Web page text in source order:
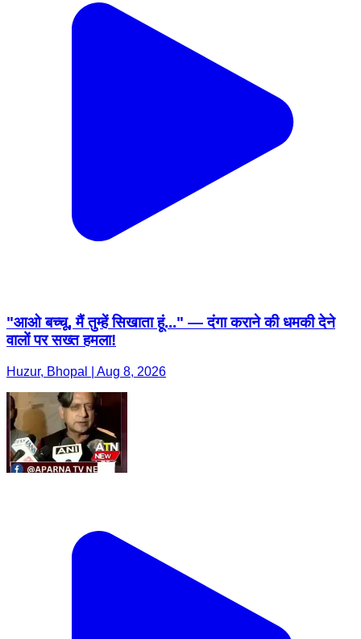
"आओ बच्चू, मैं तुम्हें सिखाता हूं..." — दंगा कराने की धमकी देने
वालों पर सख्त हमला!
Huzur, Bhopal | Aug 8, 2026